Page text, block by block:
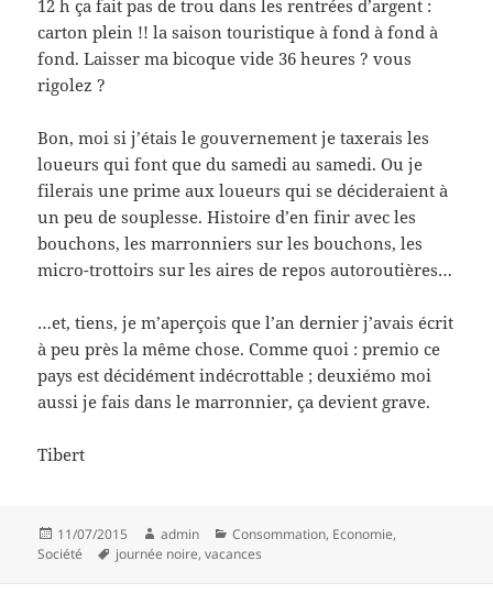
12 h ça fait pas de trou dans les rentrées d’argent :
carton plein !! la saison touristique à fond à fond à
fond. Laisser ma bicoque vide 36 heures ? vous
rigolez ?
Bon, moi si j’étais le gouvernement je taxerais les
loueurs qui font que du samedi au samedi. Ou je
filerais une prime aux loueurs qui se décideraient à
un peu de souplesse. Histoire d’en finir avec les
bouchons, les marronniers sur les bouchons, les
micro-trottoirs sur les aires de repos autoroutières…
…et, tiens, je m’aperçois que l’an dernier j’avais écrit
à peu près la même chose. Comme quoi : premio ce
pays est décidément indécrottable ; deuxiémo moi
aussi je fais dans le marronnier, ça devient grave.
Tibert
Posted
on
11/07/2015 Author
admin Categories
Consommation, Economie,
Société
Tags
journée noire,vacances